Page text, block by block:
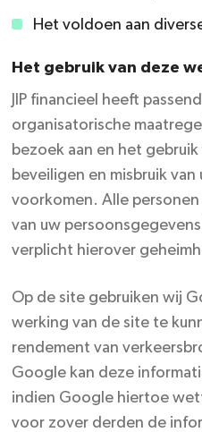
​Het voldoen aan
Het gebruik van deze
JIP financieel heeft
organisatorische
bezoek aan en het
beveiligen en misbruik
voorkomen. Alle personen
van uw
verplicht hierover
Op de site gebruiken wij
werking van de site te
rendement van
Google kan deze
indien Google hiertoe
voor zover derden de